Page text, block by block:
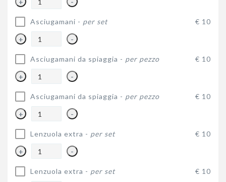
+ -
Asciugamani - per set € 10
+ -
Asciugamani da spiaggia - per pezzo € 10
+ -
Asciugamani da spiaggia - per pezzo € 10
+ -
Lenzuola extra - per set € 10
+ -
Lenzuola extra - per set € 10